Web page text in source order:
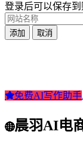
登录后可以保存到
添加 取消
免费AI写作助手
晨羽AI电